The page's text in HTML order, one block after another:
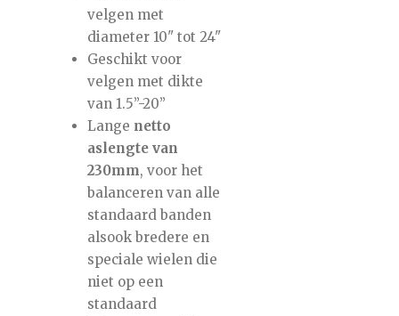
velgen met
diameter 10" tot 24"
Geschikt voor
velgen met dikte
van 1.5”-20”
Lange netto
aslengte van
230mm, voor het
balanceren van alle
standaard banden
alsook bredere en
speciale wielen die
niet op een
standaard